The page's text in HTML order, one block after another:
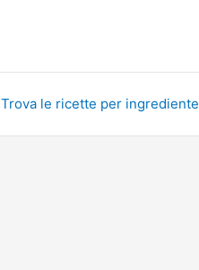
Trova le ricette per ingrediente